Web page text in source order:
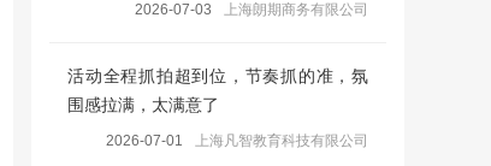
2026-07-03 上海朗期商务有限公司
活动全程抓拍超到位，节奏抓的准，氛
围感拉满，太满意了
2026-07-01 上海凡智教育科技有限公司